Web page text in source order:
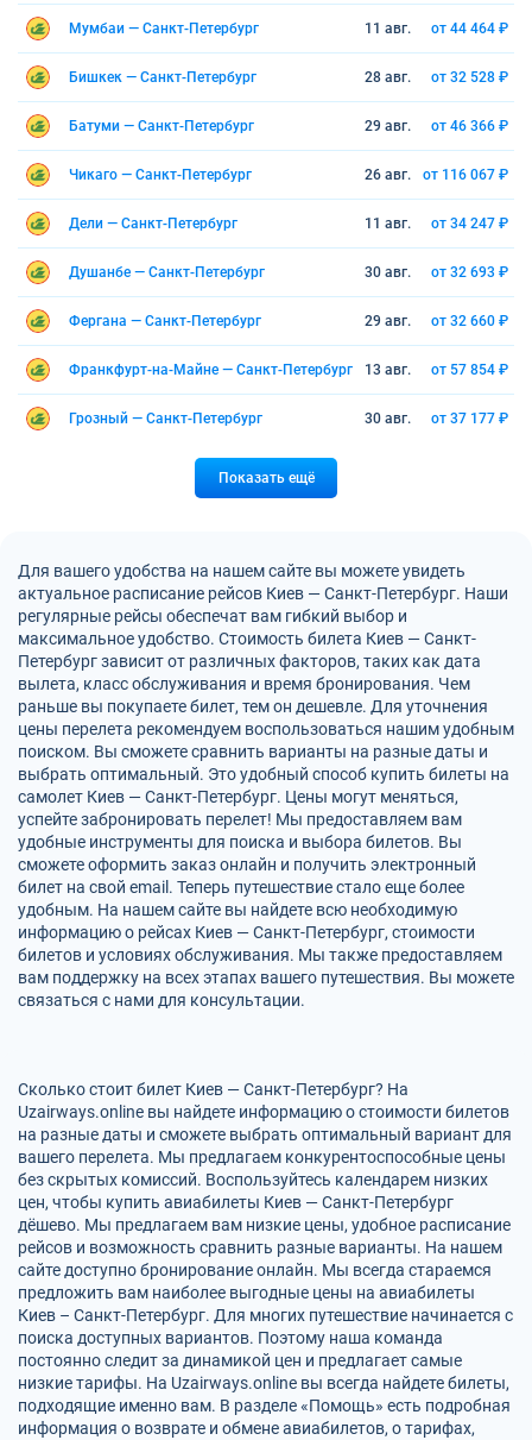
Мумбаи — Санкт-Петербург 11 авг. от 44 464 ₽
Бишкек — Санкт-Петербург 28 авг. от 32 528 ₽
Батуми — Санкт-Петербург 29 авг. от 46 366 ₽
Чикаго — Санкт-Петербург 26 авг. от 116 067 ₽
Дели — Санкт-Петербург 11 авг. от 34 247 ₽
Душанбе — Санкт-Петербург 30 авг. от 32 693 ₽
Фергана — Санкт-Петербург 29 авг. от 32 660 ₽
Франкфурт-на-Майне — Санкт-Петербург 13 авг. от 57 854 ₽
Грозный — Санкт-Петербург 30 авг. от 37 177 ₽
Показать ещё
Для вашего удобства на нашем сайте вы можете увидеть
актуальное расписание рейсов Киев — Санкт-Петербург. Наши
регулярные рейсы обеспечат вам гибкий выбор и
максимальное удобство. Стоимость билета Киев — Санкт-
Петербург зависит от различных факторов, таких как дата
вылета, класс обслуживания и время бронирования. Чем
раньше вы покупаете билет, тем он дешевле. Для уточнения
цены перелета рекомендуем воспользоваться нашим удобным
поиском. Вы сможете сравнить варианты на разные даты и
выбрать оптимальный. Это удобный способ купить билеты на
самолет Киев — Санкт-Петербург. Цены могут меняться,
успейте забронировать перелет! Мы предоставляем вам
удобные инструменты для поиска и выбора билетов. Вы
сможете оформить заказ онлайн и получить электронный
билет на свой email. Теперь путешествие стало еще более
удобным. На нашем сайте вы найдете всю необходимую
информацию о рейсах Киев — Санкт-Петербург, стоимости
билетов и условиях обслуживания. Мы также предоставляем
вам поддержку на всех этапах вашего путешествия. Вы можете
связаться с нами для консультации.
Сколько стоит билет Киев — Санкт-Петербург? На
Uzairways.online вы найдете информацию о стоимости билетов
на разные даты и сможете выбрать оптимальный вариант для
вашего перелета. Мы предлагаем конкурентоспособные цены
без скрытых комиссий. Воспользуйтесь календарем низких
цен, чтобы купить авиабилеты Киев — Санкт-Петербург
дёшево. Мы предлагаем вам низкие цены, удобное расписание
рейсов и возможность сравнить разные варианты. На нашем
сайте доступно бронирование онлайн. Мы всегда стараемся
предложить вам наиболее выгодные цены на авиабилеты
Киев – Санкт-Петербург. Для многих путешествие начинается с
поиска доступных вариантов. Поэтому наша команда
постоянно следит за динамикой цен и предлагает самые
низкие тарифы. На Uzairways.online вы всегда найдете билеты,
подходящие именно вам. В разделе «Помощь» есть подробная
информация о возврате и обмене авиабилетов, о тарифах,